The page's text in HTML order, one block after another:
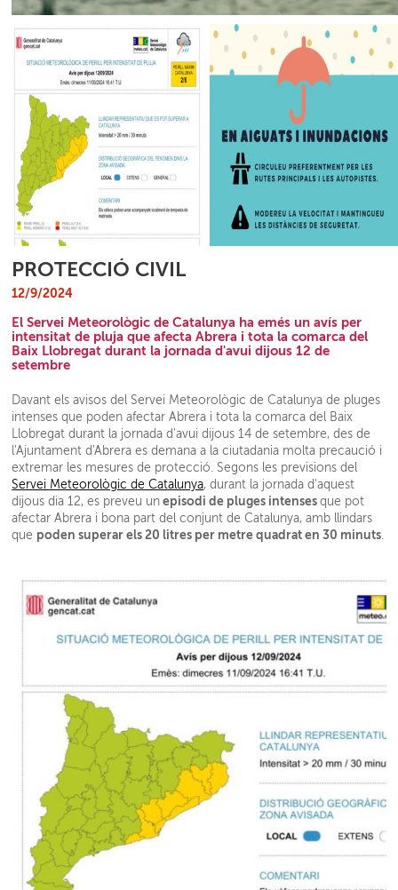
PROTECCIÓ CIVIL
12/9/2024
El Servei Meteorològic de Catalunya ha emés un avís per
intensitat de pluja que afecta Abrera i tota la comarca del
Baix Llobregat durant la jornada d'avui dijous 12 de
setembre
Davant els avisos del Servei Meteorològic de Catalunyade pluges
intensesque poden afectar Abrera i tota la comarca del Baix
Llobregat durant la jornada d'avui dijous 14 de setembre, des de
l'Ajuntament d'Abrera es demana a la ciutadania molta precaució i
extremar les mesures de protecció. Segons les previsions del
Servei Meteorològic de Catalunya, durant la jornada d'aquest
dijous dia 12, es preveu un episodi de pluges intensesque pot
afectar Abrera i bona part del conjunt de Catalunya, amb llindars
que poden superar els 20 litres per metre quadrat en 30 minuts.